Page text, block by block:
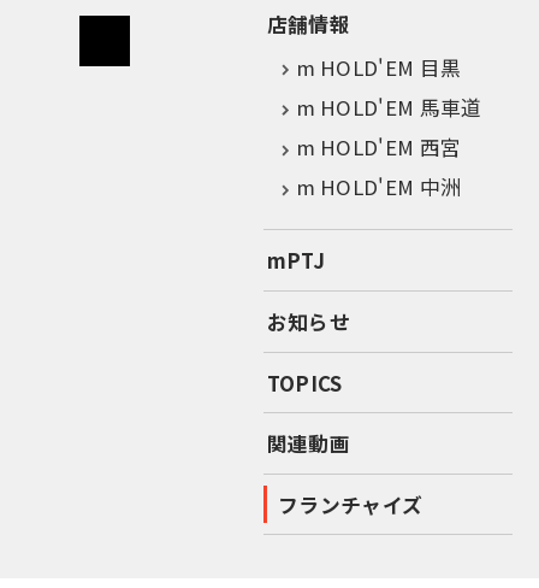
店舗情報
m HOLD'EM 目黒
m HOLD'EM 馬車道
m HOLD'EM 西宮
m HOLD'EM 中洲
mPTJ
お知らせ
TOPICS
関連動画
フランチャイズ